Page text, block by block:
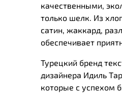
качественными,
только шелк. Из
сатин, жаккард,
обеспечивает
Турецкий бренд
дизайнера Идиль
которые с успехом